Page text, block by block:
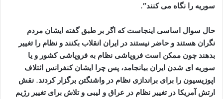
سوریه را نگاه می کنند”.
حال سوال اساسی اینجاست که اگر بر طبق گفته ایشان مردم
نگران هستند و حاضر نیستند در ایران انقلاب بکنند و نظام را تغییر
بدهند چون ممکن است فروپاشی نظام به فروپاشی کشور و یا
سوریه ای شدن ایران بیانجامد، پس چرا ایشان کنفرانس ائتلاف
اپوزیسیون را برای براندازی نظام در واشنگتن برگزار کردند. نقش
ارتش آمریکا در تغییر نظام در عراق و لیبی و تلاش برای تغییر رژیم